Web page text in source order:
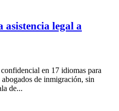
asistencia legal a
en 17 idiomas para
de inmigración, sin
de...